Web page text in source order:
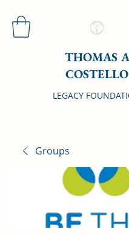
THOMAS A
COSTELLO
LEGACY
Groups